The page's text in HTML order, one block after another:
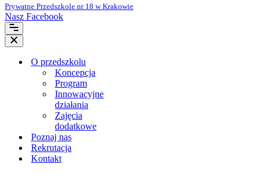
Prywatne Przedszkole nr 18 w Krakowie
Nasz Facebook
Menu
nawigacji
Menu
nawigacjiO przedszkolu
Koncepcja
Program
Innowacyjne
działania
Zajęcia
dodatkowe
Poznaj nas
Rekrutacja
Kontakt